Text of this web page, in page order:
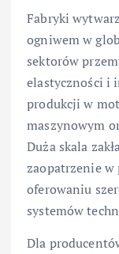
Fabryki
ogniwem w
sektorów
elastyczności i
produkcji w
maszynowym
Duża skala
zaopatrzenie w
oferowaniu
systemów
Dla